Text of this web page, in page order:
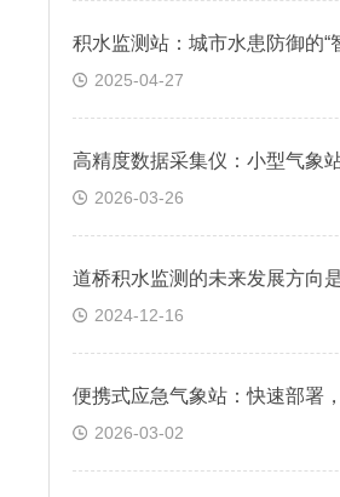
2025-04-27
2026-03-26
2024-12-16
2026-03-02